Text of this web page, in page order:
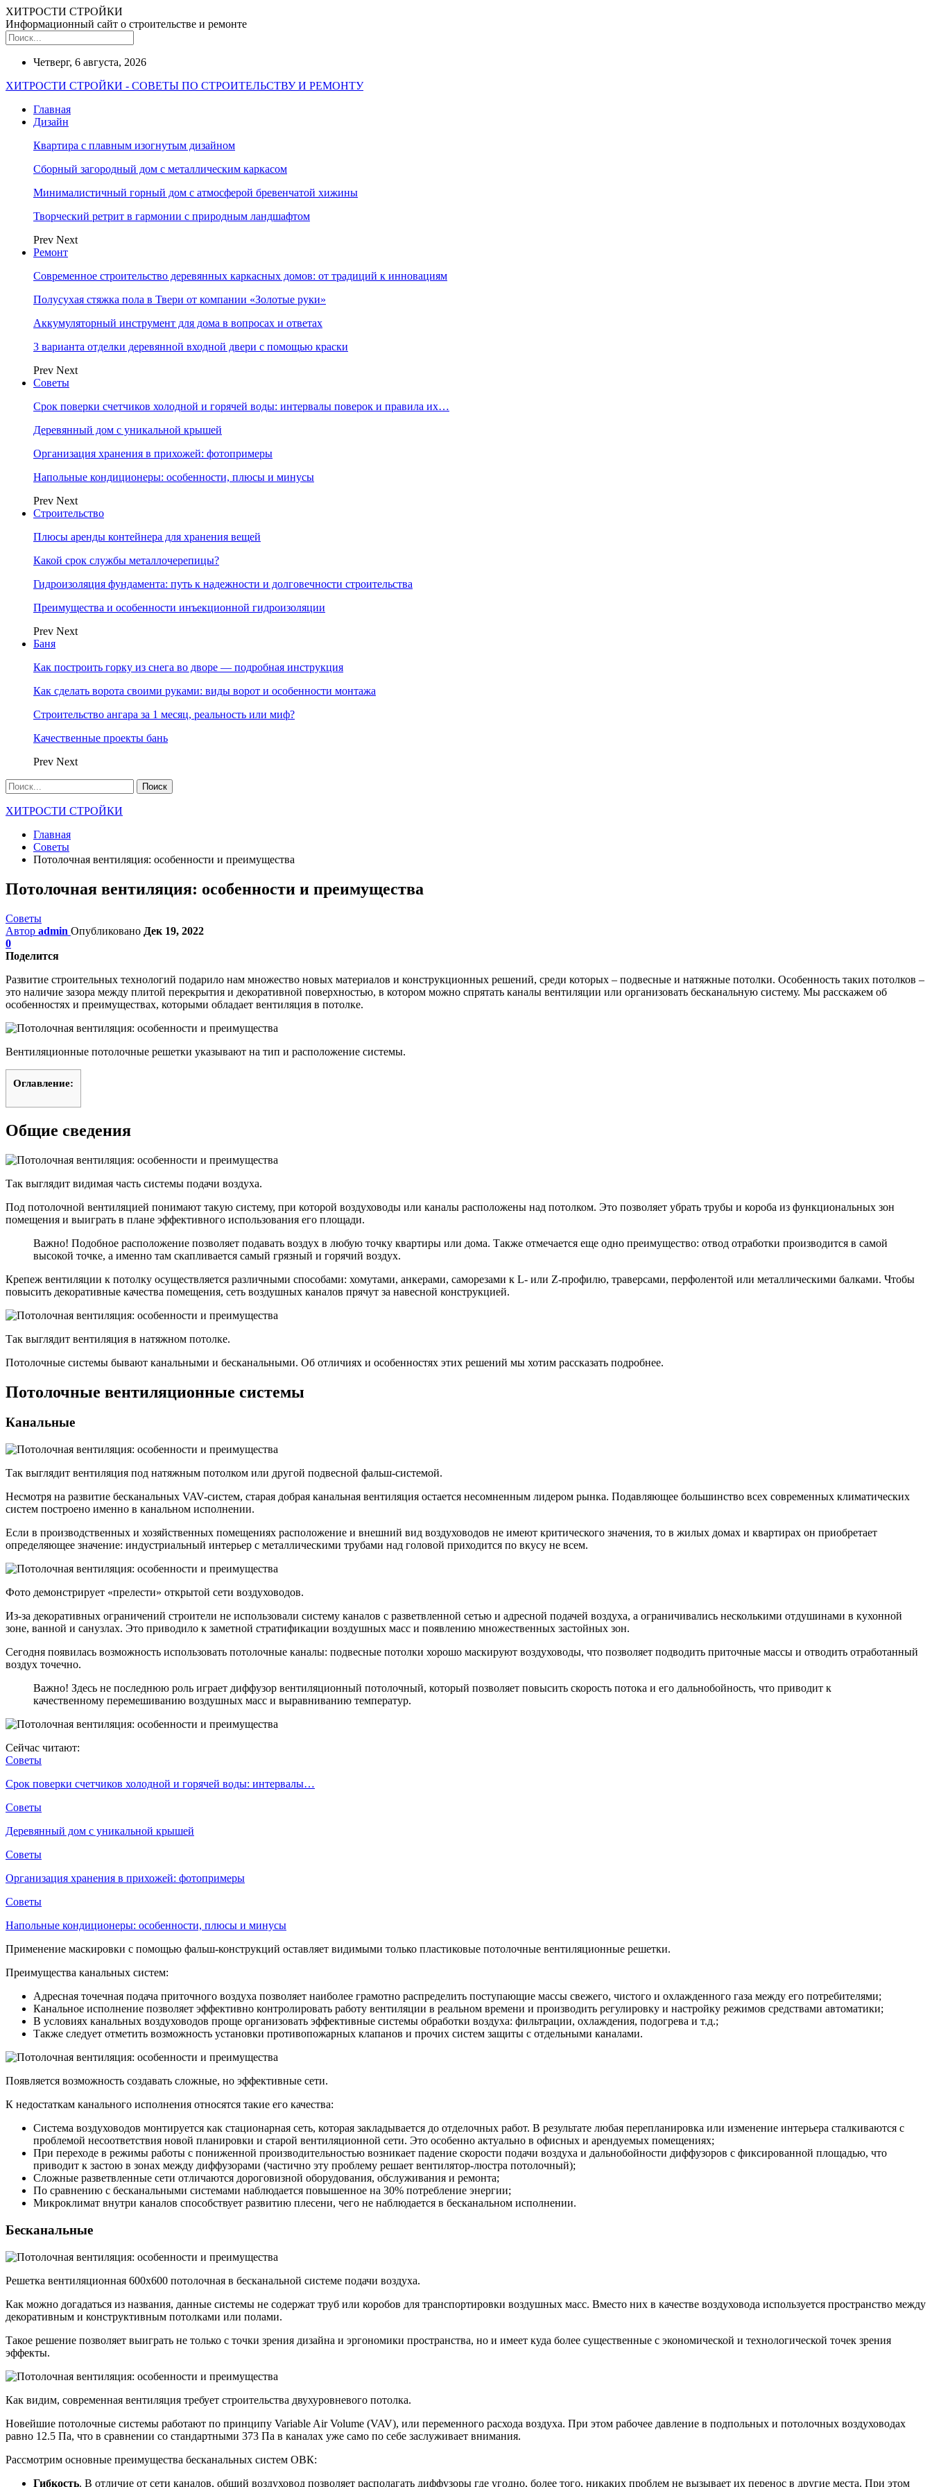
ХИТРОСТИ СТРОЙКИ
Информационный сайт о строительстве и ремонте
Четверг, 6 августа, 2026
ХИТРОСТИ СТРОЙКИ - СОВЕТЫ ПО СТРОИТЕЛЬСТВУ И РЕМОНТУ
Главная
Дизайн
Квартира с плавным изогнутым дизайном
Сборный загородный дом с металлическим каркасом
Минималистичный горный дом с атмосферой бревенчатой хижины
Творческий ретрит в гармонии с природным ландшафтом
Prev Next
Ремонт
Современное строительство деревянных каркасных домов: от традиций к инновациям
Полусухая стяжка пола в Твери от компании «Золотые руки»
Аккумуляторный инструмент для дома в вопросах и ответах
3 варианта отделки деревянной входной двери с помощью краски
Prev Next
Советы
Срок поверки счетчиков холодной и горячей воды: интервалы поверок и правила их…
Деревянный дом с уникальной крышей
Организация хранения в прихожей: фотопримеры
Напольные кондиционеры: особенности, плюсы и минусы
Prev Next
Строительство
Плюсы аренды контейнера для хранения вещей
Какой срок службы металлочерепицы?
Гидроизоляция фундамента: путь к надежности и долговечности строительства
Преимущества и особенности инъекционной гидроизоляции
Prev Next
Баня
Как построить горку из снега во дворе — подробная инструкция
Как сделать ворота своими руками: виды ворот и особенности монтажа
Строительство ангара за 1 месяц, реальность или миф?
Качественные проекты бань
Prev Next
ХИТРОСТИ СТРОЙКИ
Главная
Советы
Потолочная вентиляция: особенности и преимущества
Потолочная вентиляция: особенности и преимущества
Советы
Автор admin Опубликовано Дек 19, 2022
0
Поделится
Развитие строительных технологий подарило нам множество новых материалов и конструкционных решений, среди которых – подвесные и натяжные потолки. Особенность таких потолков –
это наличие зазора между плитой перекрытия и декоративной поверхностью, в котором можно спрятать каналы вентиляции или организовать бесканальную систему. Мы расскажем об
особенностях и преимуществах, которыми обладает вентиляция в потолке.
Вентиляционные потолочные решетки указывают на тип и расположение системы.
Оглавление:
Общие сведения
Так выглядит видимая часть системы подачи воздуха.
Под потолочной вентиляцией понимают такую систему, при которой воздуховоды или каналы расположены над потолком. Это позволяет убрать трубы и короба из функциональных зон
помещения и выиграть в плане эффективного использования его площади.
Важно! Подобное расположение позволяет подавать воздух в любую точку квартиры или дома. Также отмечается еще одно преимущество: отвод отработки производится в самой
высокой точке, а именно там скапливается самый грязный и горячий воздух.
Крепеж вентиляции к потолку осуществляется различными способами: хомутами, анкерами, саморезами к L- или Z-профилю, траверсами, перфолентой или металлическими балками. Чтобы
повысить декоративные качества помещения, сеть воздушных каналов прячут за навесной конструкцией.
Так выглядит вентиляция в натяжном потолке.
Потолочные системы бывают канальными и бесканальными. Об отличиях и особенностях этих решений мы хотим рассказать подробнее.
Потолочные вентиляционные системы
Канальные
Так выглядит вентиляция под натяжным потолком или другой подвесной фальш-системой.
Несмотря на развитие бесканальных VAV-систем, старая добрая канальная вентиляция остается несомненным лидером рынка. Подавляющее большинство всех современных климатических
систем построено именно в канальном исполнении.
Если в производственных и хозяйственных помещениях расположение и внешний вид воздуховодов не имеют критического значения, то в жилых домах и квартирах он приобретает
определяющее значение: индустриальный интерьер с металлическими трубами над головой приходится по вкусу не всем.
Фото демонстрирует «прелести» открытой сети воздуховодов.
Из-за декоративных ограничений строители не использовали систему каналов с разветвленной сетью и адресной подачей воздуха, а ограничивались несколькими отдушинами в кухонной
зоне, ванной и санузлах. Это приводило к заметной стратификации воздушных масс и появлению множественных застойных зон.
Сегодня появилась возможность использовать потолочные каналы: подвесные потолки хорошо маскируют воздуховоды, что позволяет подводить приточные массы и отводить отработанный
воздух точечно.
Важно! Здесь не последнюю роль играет диффузор вентиляционный потолочный, который позволяет повысить скорость потока и его дальнобойность, что приводит к
качественному перемешиванию воздушных масс и выравниванию температур.
Сейчас читают:
Советы
Срок поверки счетчиков холодной и горячей воды: интервалы…
Советы
Деревянный дом с уникальной крышей
Советы
Организация хранения в прихожей: фотопримеры
Советы
Напольные кондиционеры: особенности, плюсы и минусы
Применение маскировки с помощью фальш-конструкций оставляет видимыми только пластиковые потолочные вентиляционные решетки.
Преимущества канальных систем:
Адресная точечная подача приточного воздуха позволяет наиболее грамотно распределить поступающие массы свежего, чистого и охлажденного газа между его потребителями;
Канальное исполнение позволяет эффективно контролировать работу вентиляции в реальном времени и производить регулировку и настройку режимов средствами автоматики;
В условиях канальных воздуховодов проще организовать эффективные системы обработки воздуха: фильтрации, охлаждения, подогрева и т.д.;
Также следует отметить возможность установки противопожарных клапанов и прочих систем защиты с отдельными каналами.
Появляется возможность создавать сложные, но эффективные сети.
К недостаткам канального исполнения относятся такие его качества:
Система воздуховодов монтируется как стационарная сеть, которая закладывается до отделочных работ. В результате любая перепланировка или изменение интерьера сталкиваются с
проблемой несоответствия новой планировки и старой вентиляционной сети. Это особенно актуально в офисных и арендуемых помещениях;
При переходе в режимы работы с пониженной производительностью возникает падение скорости подачи воздуха и дальнобойности диффузоров с фиксированной площадью, что
приводит к застою в зонах между диффузорами (частично эту проблему решает вентилятор-люстра потолочный);
Сложные разветвленные сети отличаются дороговизной оборудования, обслуживания и ремонта;
По сравнению с бесканальными системами наблюдается повышенное на 30% потребление энергии;
Микроклимат внутри каналов способствует развитию плесени, чего не наблюдается в бесканальном исполнении.
Бесканальные
Решетка вентиляционная 600х600 потолочная в бесканальной системе подачи воздуха.
Как можно догадаться из названия, данные системы не содержат труб или коробов для транспортировки воздушных масс. Вместо них в качестве воздуховода используется пространство между
декоративным и конструктивным потолками или полами.
Такое решение позволяет выиграть не только с точки зрения дизайна и эргономики пространства, но и имеет куда более существенные с экономической и технологической точек зрения
эффекты.
Как видим, современная вентиляция требует строительства двухуровневого потолка.
Новейшие потолочные системы работают по принципу Variable Air Volume (VAV), или переменного расхода воздуха. При этом рабочее давление в подпольных и потолочных воздуховодах
равно 12.5 Па, что в сравнении со стандартными 373 Па в каналах уже само по себе заслуживает внимания.
Рассмотрим основные преимущества бесканальных систем ОВК:
Гибкость. В отличие от сети каналов, общий воздуховод позволяет располагать диффузоры где угодно, более того, никаких проблем не вызывает их перенос в другие места. При этом